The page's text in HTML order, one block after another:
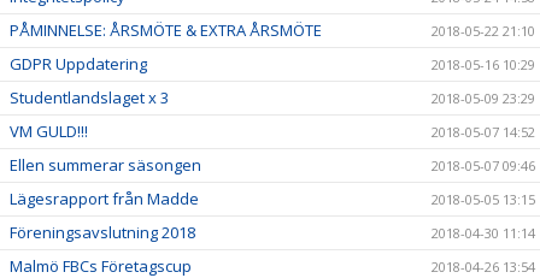
PÅMINNELSE: ÅRSMÖTE & EXTRA ÅRSMÖTE 2018-05-22 21:10
GDPR Uppdatering 2018-05-16 10:29
Studentlandslaget x 3 2018-05-09 23:29
VM GULD!!! 2018-05-07 14:52
Ellen summerar säsongen 2018-05-07 09:46
Lägesrapport från Madde 2018-05-05 13:15
Föreningsavslutning 2018 2018-04-30 11:14
Malmö FBCs Företagscup 2018-04-26 13:54